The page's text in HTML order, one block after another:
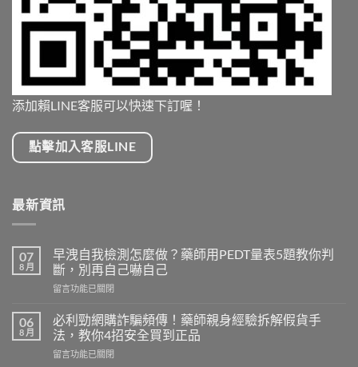
添加賴LINE客服可以快速下訂喔！
點擊加入客服LINE
最新資訊
07
8 月
早洩自我檢測怎麼做？藥師用PEDT量表5題教你判
斷，別再自己嚇自己
在
洩
自
我
檢
留言功能已關閉
06
8 月
必利勁網購詐騙頻傳！藥師親身經驗拆解假貨手
法，教你4招安全買到正品
在
留言功能已關閉